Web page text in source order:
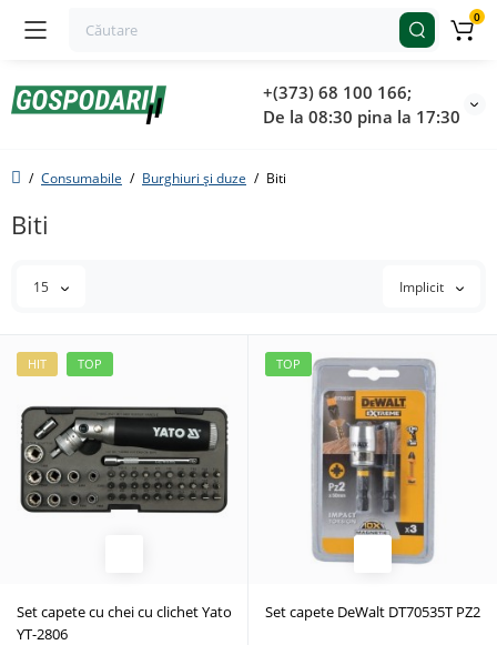
+(373) 68 100 166;
De la 08:30 pina la 17:30
0
Consumabile Burghiuri și duze Biti
Biti
15 Implicit
HIT TOP
Set capete cu chei cu clichet Yato
YT-2806
TOP
Set capete DeWalt DT70535T PZ2